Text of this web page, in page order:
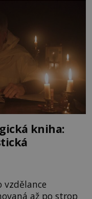
kniha:
vzdělance
až po strop